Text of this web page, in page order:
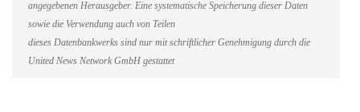
angegebenen Herausgeber. Eine systematische Speicherung dieser Daten
sowie die Verwendung auch von Teilen
dieses Datenbankwerks sind nur mit schriftlicher Genehmigung durch die
United News Network GmbH gestattet